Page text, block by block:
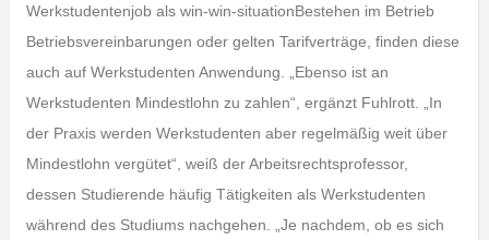
Werkstudentenjob als win-win-situationBestehen im Betrieb
Betriebsvereinbarungen oder gelten Tarifverträge, finden diese
auch auf Werkstudenten Anwendung. „Ebenso ist an
Werkstudenten Mindestlohn zu zahlen“, ergänzt Fuhlrott. „In
der Praxis werden Werkstudenten aber regelmäßig weit über
Mindestlohn vergütet“, weiß der Arbeitsrechtsprofessor,
dessen Studierende häufig Tätigkeiten als Werkstudenten
während des Studiums nachgehen. „Je nachdem, ob es sich